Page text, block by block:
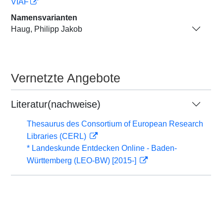
VIAF
Namensvarianten
Haug, Philipp Jakob
Vernetzte Angebote
Literatur(nachweise)
Thesaurus des Consortium of European Research
Libraries (CERL)
* Landeskunde Entdecken Online - Baden-
Württemberg (LEO-BW) [2015-]